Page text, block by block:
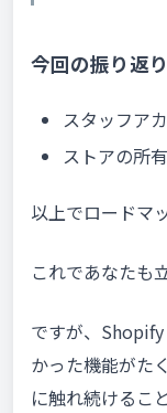
今回の振り返り
スタッフア
ストアの所
以上でロードマ
これであなたも
ですが、
かった機能がた
に触れ続けるこ